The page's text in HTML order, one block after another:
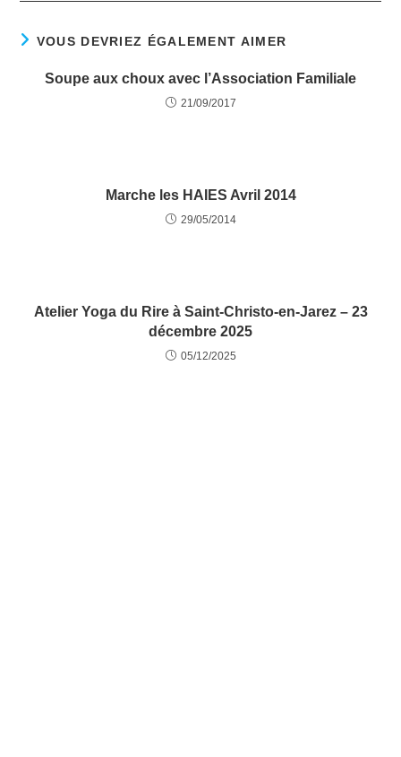
VOUS DEVRIEZ ÉGALEMENT AIMER
Soupe aux choux avec l’Association Familiale
21/09/2017
Marche les HAIES Avril 2014
29/05/2014
Atelier Yoga du Rire à Saint‑Christo‑en‑Jarez – 23
décembre 2025
05/12/2025